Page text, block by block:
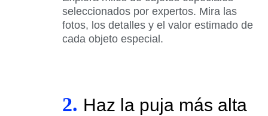
seleccionados por expertos. Mira las
fotos, los detalles y el valor estimado de
cada objeto especial.
2. Haz la puja más alta